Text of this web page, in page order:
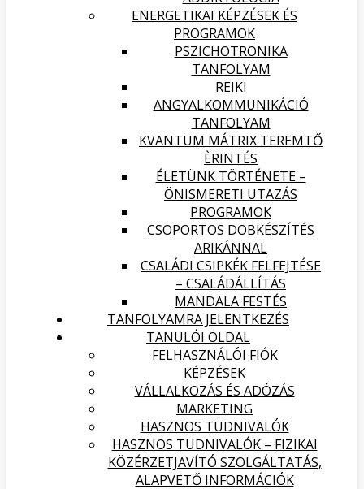
ENERGETIKAI KÉPZÉSEK ÉS
PROGRAMOK
PSZICHOTRONIKA
TANFOLYAM
REIKI
ANGYALKOMMUNIKÁCIÓ
TANFOLYAM
KVANTUM MÁTRIX TEREMTŐ
ÈRINTÉS
ÉLETÜNK TÖRTÉNETE –
ÖNISMERETI UTAZÁS
PROGRAMOK
CSOPORTOS DOBKÉSZÍTÉS
ARIKÁNNAL
CSALÁDI CSIPKÉK FELFEJTÉSE
– CSALÁDÁLLÍTÁS
MANDALA FESTÉS
TANFOLYAMRA JELENTKEZÉS
TANULÓI OLDAL
FELHASZNÁLÓI FIÓK
KÉPZÉSEK
VÁLLALKOZÁS ÉS ADÓZÁS
MARKETING
HASZNOS TUDNIVALÓK
HASZNOS TUDNIVALÓK – FIZIKAI
KÖZÉRZETJAVÍTÓ SZOLGÁLTATÁS,
ALAPVETŐ INFORMÁCIÓK